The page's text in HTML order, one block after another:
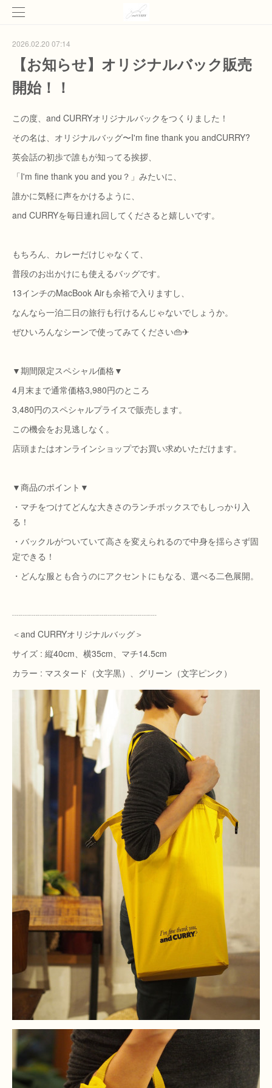
2026.02.20 07:14
【お知らせ】オリジナルバック販売
開始！！
この度、and CURRYオリジナルバックをつくりました！
その名は、オリジナルバッグ〜I'm fine thank you andCURRY?
英会話の初歩で誰もが知ってる挨拶、
「I'm fine thank you and you？」みたいに、
誰かに気軽に声をかけるように、
and CURRYを毎日連れ回してくださると嬉しいです。
もちろん、カレーだけじゃなくて、
普段のお出かけにも使えるバッグです。
13インチのMacBook Airも余裕で入りますし、
なんなら一泊二日の旅行も行けるんじゃないでしょうか。
ぜひいろんなシーンで使ってみてください👜✈︎
▼期間限定スペシャル価格▼
4月末まで通常価格3,980円のところ
3,480円のスペシャルプライスで販売します。
この機会をお見逃しなく。
店頭またはオンラインショップでお買い求めいただけます。
▼商品のポイント▼
・マチをつけてどんな大きさのランチボックスでもしっかり入
る！
・バックルがついていて高さを変えられるので中身を揺らさず固
定できる！
・どんな服とも合うのにアクセントにもなる、選べる二色展開。
┈┈┈┈┈┈┈┈┈┈┈┈┈┈┈┈┈
＜and CURRYオリジナルバッグ＞
サイズ : 縦40cm、横35cm、マチ14.5cm
カラー : マスタード（文字黒）、グリーン（文字ピンク）